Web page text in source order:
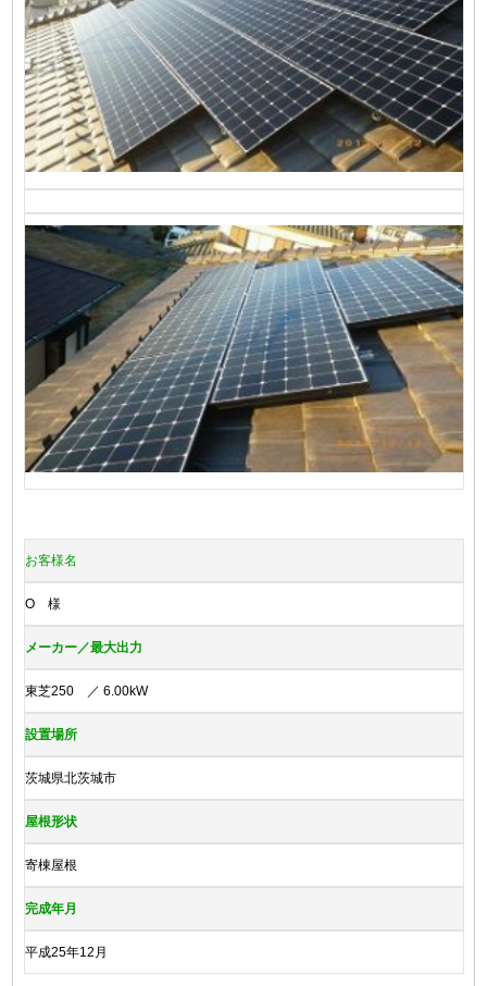
お客様名
O 様
メーカー／最大出力
東芝250 ／ 6.00kW
設置場所
茨城県北茨城市
屋根形状
寄棟屋根
完成年月
平成25年12月